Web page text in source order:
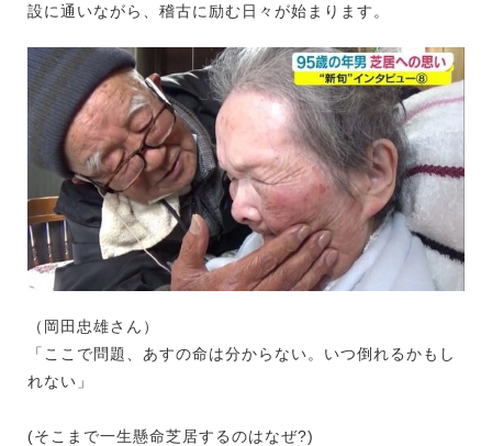
設に通いながら、稽古に励む日々が始まります。
（岡田忠雄さん）
「ここで問題、あすの命は分からない。いつ倒れるかもし
れない」
(そこまで一生懸命芝居するのはなぜ?)